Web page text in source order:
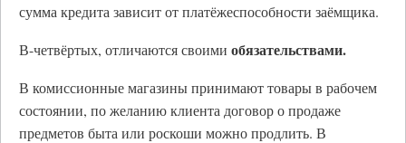
сумма кредита зависит от платёжеспособности заёмщика.
В-четвёртых, отличаются своими обязательствами.
В комиссионные магазины принимают товары в рабочем
состоянии, по желанию клиента договор о продаже
предметов быта или роскоши можно продлить. В